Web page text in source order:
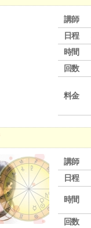
講師
日程
時間
回数
料金
講師
日程
時間
回数